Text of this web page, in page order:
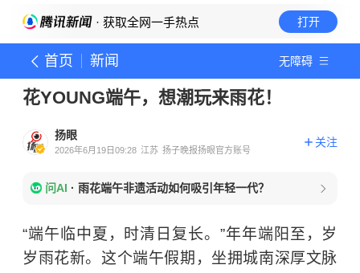
· 获取全网一手热点 打开
首页 新闻 无障碍
花YOUNG端午，想潮玩来雨花！
扬眼
2026年6月19日09:28 江苏 扬子晚报扬眼官方账号
关注
问AI · 雨花端午非遗活动如何吸引年轻一代？
“端午临中夏，时清日复长。”年年端阳至，岁
岁雨花新。这个端午假期，坐拥城南深厚文脉